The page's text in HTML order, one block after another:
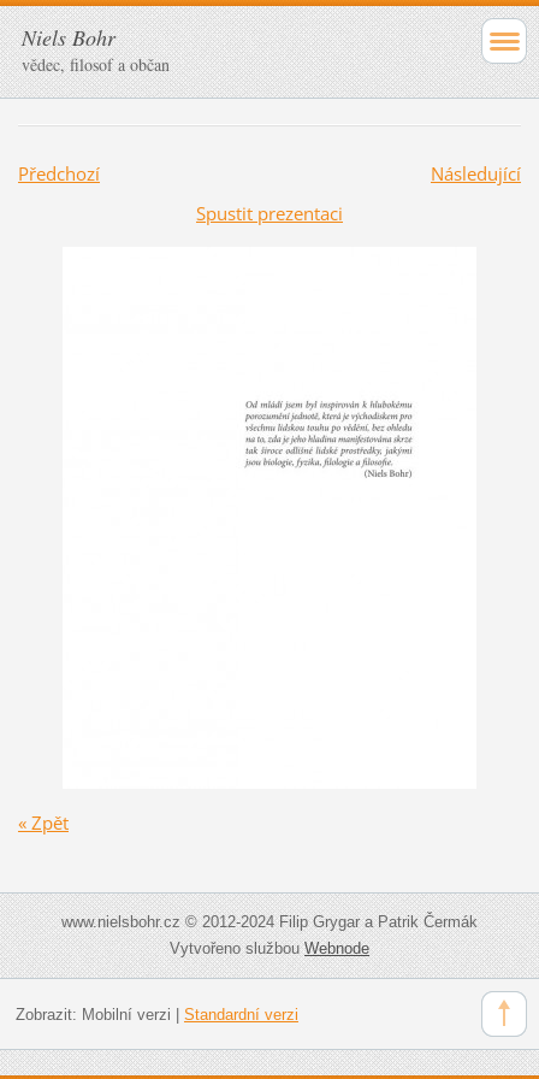
Niels Bohr
vědec, filosof a občan
Předchozí
Následující
Spustit prezentaci
« Zpět
www.nielsbohr.cz © 2012-2024 Filip Grygar a Patrik Čermák
Vytvořeno službouWebnode
Zobrazit: Mobilní verzi Standardní verzi